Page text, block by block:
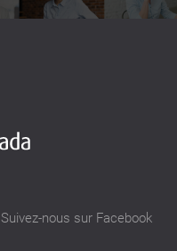
Suivez-nous sur Facebook